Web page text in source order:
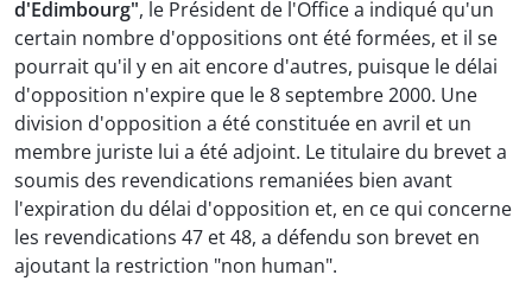
d'Edimbourg", le Président de l'Office a indiqué qu'un
certain nombre d'oppositions ont été formées, et il se
pourrait qu'il y en ait encore d'autres, puisque le délai
d'opposition n'expire que le 8 septembre 2000. Une
division d'opposition a été constituée en avril et un
membre juriste lui a été adjoint. Le titulaire du brevet a
soumis des revendications remaniées bien avant
l'expiration du délai d'opposition et, en ce qui concerne
les revendications 47 et 48, a défendu son brevet en
ajoutant la restriction "non human".